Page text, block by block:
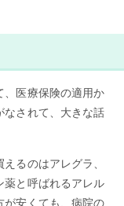
、医療保険の適用か
なされて、大きな話
るのはアレグラ、
薬と呼ばれるアレル
が安くても、病院の